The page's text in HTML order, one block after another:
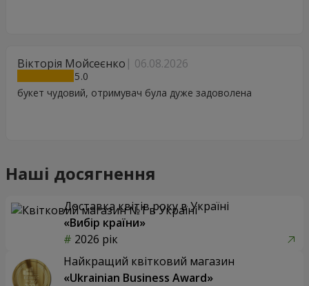
Вікторія Мойсеєнко 06.08.2026
5
букет чудовий, отримувач була дуже задоволена
Наші досягнення
Доставка квітів року в Україні
«Вибір країни»
2026 рік
Найкращий квітковий магазин
«Ukrainian Business Award»